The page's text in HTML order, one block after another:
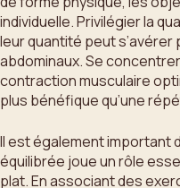
individuelle. Privilégier la
leur quantité peut
abdominaux. Se
contraction musculaire
plus bénéfique qu’une
Il est également important
équilibrée joue un rôle
plat. En associant des